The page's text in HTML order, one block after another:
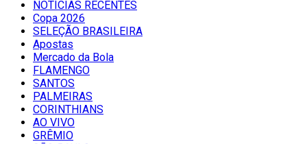
NOTÍCIAS RECENTES
Copa 2026
SELEÇÃO BRASILEIRA
Apostas
Mercado da Bola
FLAMENGO
SANTOS
PALMEIRAS
CORINTHIANS
AO VIVO
GRÊMIO